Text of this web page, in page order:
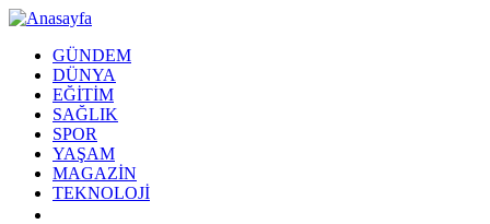
GÜNDEM
DÜNYA
EĞİTİM
SAĞLIK
SPOR
YAŞAM
MAGAZİN
TEKNOLOJİ